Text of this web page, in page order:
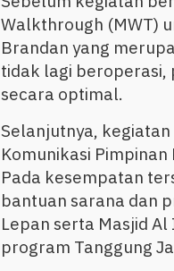
Walkthrough (MWT)
Brandan yang
tidak lagi beroperasi,
secara optimal.
Selanjutnya,
Komunikasi
Pada kesempatan
bantuan sarana dan
Lepan serta Masjid
program Tanggung